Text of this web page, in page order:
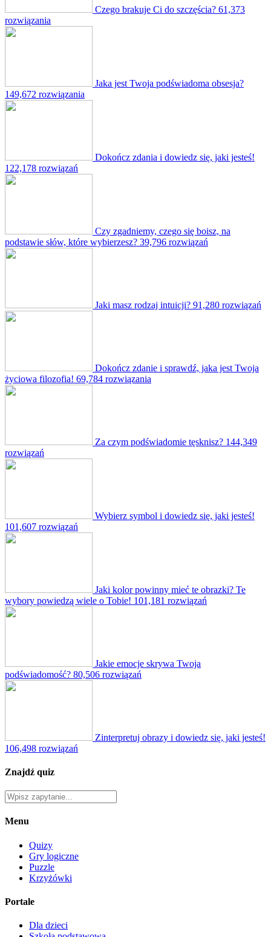
Czego brakuje Ci do szczęścia? 61,373
rozwiązania
Jaka jest Twoja podświadoma obsesja?
149,672 rozwiązania
Dokończ zdania i dowiedz się, jaki jesteś!
122,178 rozwiązań
Czy zgadniemy, czego się boisz, na
podstawie słów, które wybierzesz? 39,796 rozwiązań
Jaki masz rodzaj intuicji? 91,280 rozwiązań
Dokończ zdanie i sprawdź, jaka jest Twoja
życiowa filozofia! 69,784 rozwiązania
Za czym podświadomie tęsknisz? 144,349
rozwiązań
Wybierz symbol i dowiedz się, jaki jesteś!
101,607 rozwiązań
Jaki kolor powinny mieć te obrazki? Te
wybory powiedzą wiele o Tobie! 101,181 rozwiązań
Jakie emocje skrywa Twoja
podświadomość? 80,506 rozwiązań
Zinterpretuj obrazy i dowiedz się, jaki jesteś!
106,498 rozwiązań
Znajdź quiz
Menu
Quizy
Gry logiczne
Puzzle
Krzyżówki
Portale
Dla dzieci